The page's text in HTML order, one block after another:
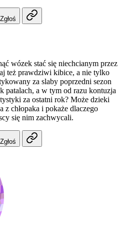
Zgłoś
wózek stać się niechcianym przez
też prawdziwi kibice, a nie tylko
za slaby poprzedni sezon
patalach, a w tym od razu kontuzja
za ostatni rok? Może dzieki
z chłopaka i pokaże dlaczego
się nim zachwycali.
Zgłoś